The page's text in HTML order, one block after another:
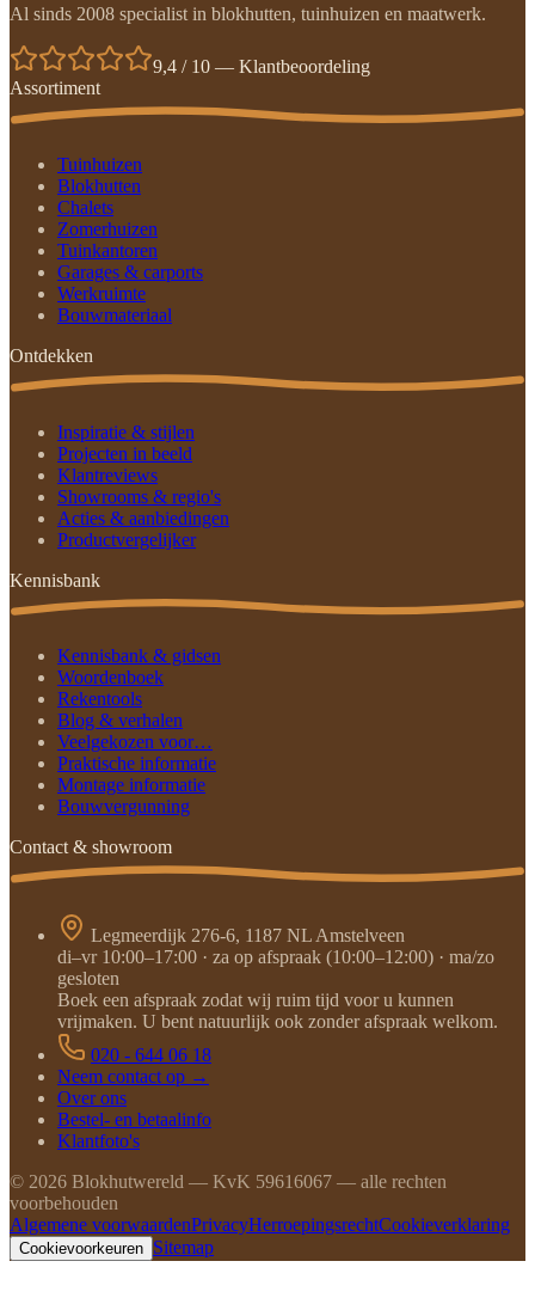
Al sinds 2008 specialist in blokhutten, tuinhuizen en maatwerk.
9,4 / 10 — Klantbeoordeling
Assortiment
Tuinhuizen
Blokhutten
Chalets
Zomerhuizen
Tuinkantoren
Garages & carports
Werkruimte
Bouwmateriaal
Ontdekken
Inspiratie & stijlen
Projecten in beeld
Klantreviews
Showrooms & regio's
Acties & aanbiedingen
Productvergelijker
Kennisbank
Kennisbank & gidsen
Woordenboek
Rekentools
Blog & verhalen
Veelgekozen voor…
Praktische informatie
Montage informatie
Bouwvergunning
Contact & showroom
Legmeerdijk 276-6, 1187 NL Amstelveen
di–vr 10:00–17:00 · za op afspraak (10:00–12:00) · ma/zo
gesloten
Boek een afspraak zodat wij ruim tijd voor u kunnen
vrijmaken. U bent natuurlijk ook zonder afspraak welkom.
020 - 644 06 18
Neem contact op →
Over ons
Bestel- en betaalinfo
Klantfoto's
© 2026 Blokhutwereld — KvK 59616067 — alle rechten
voorbehouden
Algemene voorwaardenPrivacyHerroepingsrechtCookieverklaring
Cookievoorkeuren Sitemap